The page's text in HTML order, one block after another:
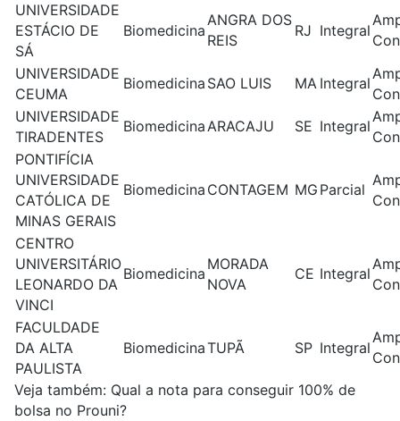
UNIVERSIDADE
ESTÁCIO DE
SÁ
Biomedicina
ANGRA DOS
REIS
RJ Integral
UNIVERSIDADE
CEUMA
Biomedicina SAO LUIS MA Integral
UNIVERSIDADE
TIRADENTES
BiomedicinaARACAJU SE Integral
PONTIFÍCIA
UNIVERSIDADE
CATÓLICA DE
MINAS GERAIS
Biomedicina CONTAGEM MG Parcial
CENTRO
UNIVERSITÁRIO
LEONARDO DA
VINCI
Biomedicina
MORADA
NOVA
CE Integral
FACULDADE
DA ALTA
PAULISTA
BiomedicinaTUPÃ SP Integral
Veja também: Qual a nota para conseguir 100% de
bolsa no Prouni?